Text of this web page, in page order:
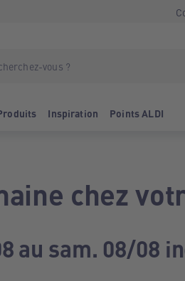
Inspiration Points ALDI
chez
au sam. 08/08